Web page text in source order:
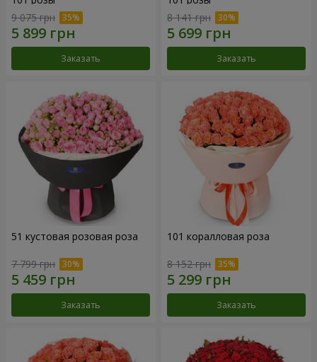
9 075 грн
Заказать
8 141 грн
Заказать
51 кустовая розовая роза
7 799 грн
Заказать
101 коралловая роза
8 152 грн
Заказать